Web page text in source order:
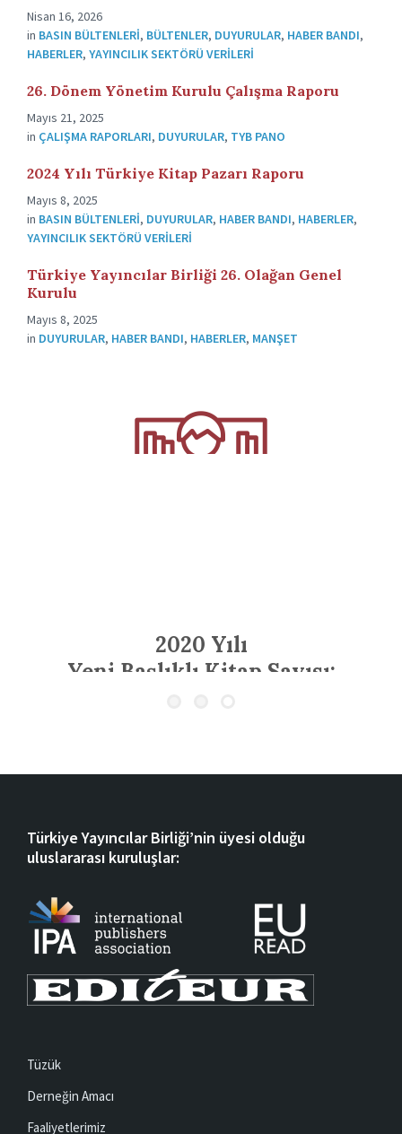
Nisan 16, 2026
in BASIN BÜLTENLERI, BÜLTENLER, DUYURULAR, HABER BANDI,
HABERLER, YAYINCILIK SEKTÖRÜ VERILERI
26. Dönem Yönetim Kurulu Çalışma Raporu
Mayıs 21, 2025
in ÇALIŞMA RAPORLARI, DUYURULAR, TYB PANO
2024 Yılı Türkiye Kitap Pazarı Raporu
Mayıs 8, 2025
in BASIN BÜLTENLERI, DUYURULAR, HABER BANDI, HABERLER,
YAYINCILIK SEKTÖRÜ VERILERI
Türkiye Yayıncılar Birliği 26. Olağan Genel
Kurulu
Mayıs 8, 2025
in DUYURULAR, HABER BANDI, HABERLER, MANŞET
78,500
Türkiye Yayıncılar Birliği’nin üyesi olduğu
uluslararası kuruluşlar:
Tüzük
Derneğin Amacı